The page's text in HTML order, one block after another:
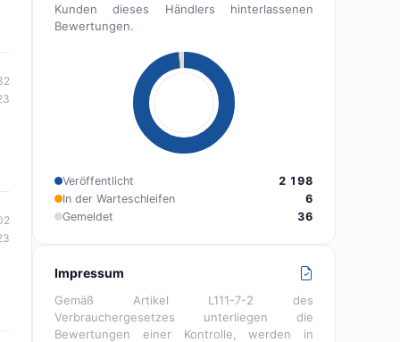
Kunden dieses Händlers hinterlassenen
Bewertungen.
Veröffentlicht
2 198
In der Warteschleifen
6
Gemeldet
36
Impressum
Gemäß Artikel L111-7-2 des
Verbrauchergesetzes unterliegen die
Bewertungen einer Kontrolle, werden in